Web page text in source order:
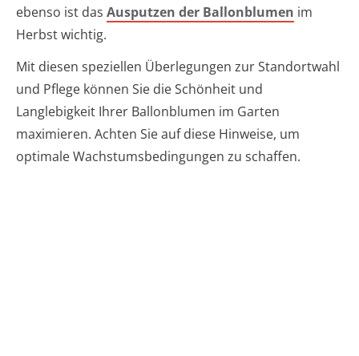
ebenso ist das Ausputzen der Ballonblumen im
Herbst wichtig.
Mit diesen speziellen Überlegungen zur Standortwahl
und Pflege können Sie die Schönheit und
Langlebigkeit Ihrer Ballonblumen im Garten
maximieren. Achten Sie auf diese Hinweise, um
optimale Wachstumsbedingungen zu schaffen.